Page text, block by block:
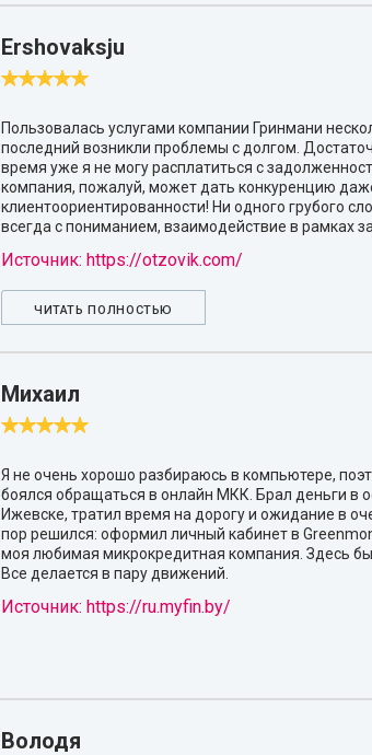
Ershovaksju
Пользовалась услугами компании Гринмани
последний возникли проблемы с долгом.
время уже я не могу расплатиться с
компания, пожалуй, может дать конкуренцию
клиентоориентированности! Ни одного грубого
всегда с пониманием, взаимодействие в рамках
Источник: https://otzovik.com/
ЧИТАТЬ ПОЛНОСТЬЮ
Михаил
Я не очень хорошо разбираюсь в компьютере,
боялся обращаться в онлайн МКК. Брал деньги в
Ижевске, тратил время на дорогу и ожидание в
пор решился: оформил личный кабинет в
моя любимая микрокредитная компания. Здесь
Все делается в пару движений.
Источник: https://ru.myfin.by/
Володя